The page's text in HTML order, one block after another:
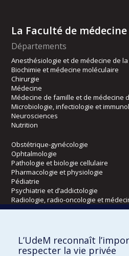
La Faculté de médecine
Départements
Anesthésiologie et de médecine de
Biochimie et médecine moléculaire
Chirurgie
Médecine
Médecine de famille et de médecine
Microbiologie, infectiologie et
Neurosciences
Nutrition
Obstétrique-gynécologie
Ophtalmologie
Pathologie et biologie cellulaire
Pharmacologie et physiologie
Pédiatrie
Psychiatrie et d’addictologie
Radiologie, radio-oncologie et
Écoles
Kinésiologie et des sciences de
L’UdeM reconnaît
respecter la vie privée